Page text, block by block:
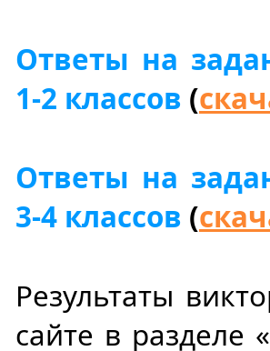
Ответы на
1-2 классов (
Ответы на
3-4 классов (
Результаты
сайте в разделе